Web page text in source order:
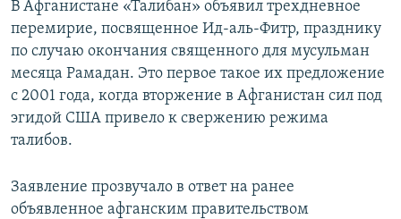
поиску
ИНТЕРАКТИВ
ИНФОГРАФИКА
ТЕЛЕПРОЕКТ КРЫМ.РЕАЛИИ
СОВЕТЫ ПРАВОЗАЩИТНИКОВ
ПРОПАВШИЕ БЕЗ ВЕСТИ
КРЫМ.НЕПОКОРЕННЫЙ
РАДІО СВОБОДА
КАК ОБОЙТИ БЛОКИРОВКУ
Українською
Qırımtatar
В Афганистане «Талибан» объявил трехдневное
перемирие, посвященное Ид-аль-Фитр, празднику
по случаю окончания священного для мусульман
месяца Рамадан. Это первое такое их предложение
с 2001 года, когда вторжение в Афганистан сил под
эгидой США привело к свержению режима
талибов.
Заявление прозвучало в ответ на ранее
объявленное афганским правительством